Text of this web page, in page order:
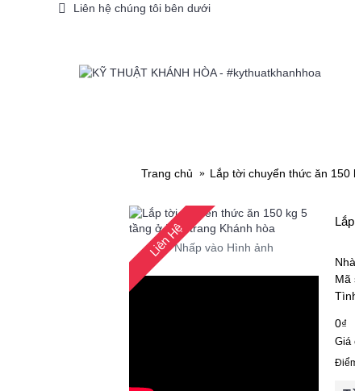
Liên hệ chúng tôi bên dưới
Trang chủ Lắp tời chuyển thức ăn
Liên HệNhấp vào Hình ảnh
Mã
0₫
Giá